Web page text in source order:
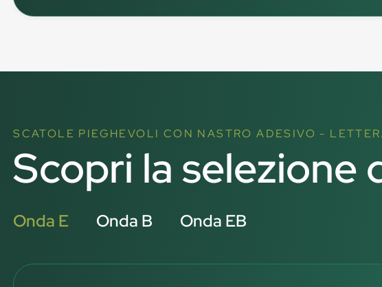
SCATOLE PIEGHEVOLI CON NASTRO ADESIVO -
Scopri la selezione
Onda E Onda B Onda EB